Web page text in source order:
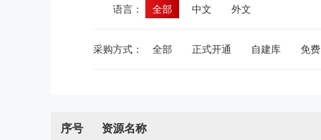
语言： 全部 中文 外文
采购方式： 全部 正式开通 自建库 免费
序号 资源名称